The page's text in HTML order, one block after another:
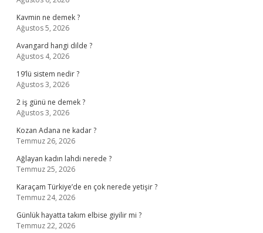
Kavmin ne demek ?
Ağustos 5, 2026
Avangard hangi dilde ?
Ağustos 4, 2026
19’lü sistem nedir ?
Ağustos 3, 2026
2 iş günü ne demek ?
Ağustos 3, 2026
Kozan Adana ne kadar ?
Temmuz 26, 2026
Ağlayan kadın lahdi nerede ?
Temmuz 25, 2026
Karaçam Türkiye’de en çok nerede yetişir ?
Temmuz 24, 2026
Günlük hayatta takım elbise giyilir mi ?
Temmuz 22, 2026